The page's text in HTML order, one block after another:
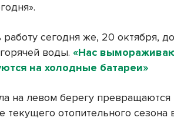
сегодня же, 20 октября,
горячей воды.«Нас
на холодные батареи»
на левом берегу превращаются
текущего отопительного сезона